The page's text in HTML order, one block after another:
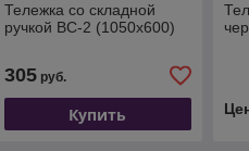
Тележка со складной
ручкой ВС-2 (1050х600)
305руб.
Купить